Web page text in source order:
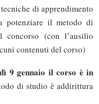
di apprendimento
potenziare il metodo di
concorso (con l’ausilio
contenuti del corso)
9 gennaio il corso è in
di studio è addirittura